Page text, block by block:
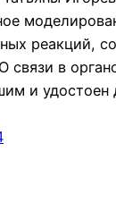
реакций,
связи в
и удостоен